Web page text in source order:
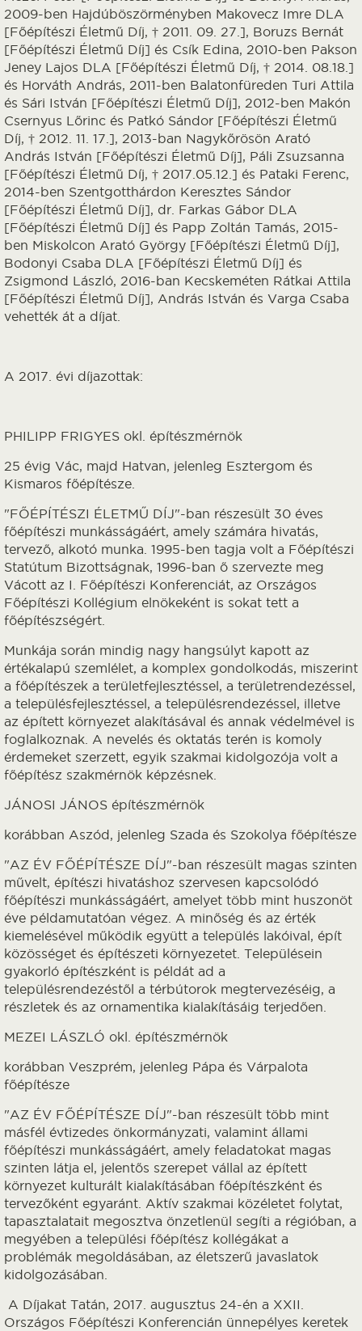
2009-ben Hajdúböszörményben Makovecz Imre DLA
[Főépítészi Életmű Díj, † 2011. 09. 27.], Boruzs Bernát
[Főépítészi Életmű Díj] és Csík Edina, 2010-ben Pakson
Jeney Lajos DLA [Főépítészi Életmű Díj, † 2014. 08.18.]
és Horváth András, 2011-ben Balatonfüreden Turi Attila
és Sári István [Főépítészi Életmű Díj], 2012-ben Makón
Csernyus Lőrinc és Patkó Sándor [Főépítészi Életmű
Díj, † 2012. 11. 17.], 2013-ban Nagykőrösön Arató
András István [Főépítészi Életmű Díj], Páli Zsuzsanna
[Főépítészi Életmű Díj, † 2017.05.12.] és Pataki Ferenc,
2014-ben Szentgotthárdon Keresztes Sándor
[Főépítészi Életmű Díj], dr. Farkas Gábor DLA
[Főépítészi Életmű Díj] és Papp Zoltán Tamás, 2015-
ben Miskolcon Arató György [Főépítészi Életmű Díj],
Bodonyi Csaba DLA [Főépítészi Életmű Díj] és
Zsigmond László, 2016-ban Kecskeméten Rátkai Attila
[Főépítészi Életmű Díj], András István és Varga Csaba
vehették át a díjat.
A 2017. évi díjazottak:
PHILIPP FRIGYES okl. építészmérnök
25 évig Vác, majd Hatvan, jelenleg Esztergom és
Kismaros főépítésze.
"FŐÉPÍTÉSZI ÉLETMŰ DÍJ"-ban részesült 30 éves
főépítészi munkásságáért, amely számára hivatás,
tervező, alkotó munka. 1995-ben tagja volt a Főépítészi
Statútum Bizottságnak, 1996-ban ő szervezte meg
Vácott az I. Főépítészi Konferenciát, az Országos
Főépítészi Kollégium elnökeként is sokat tett a
főépítészségért.
Munkája során mindig nagy hangsúlyt kapott az
értékalapú szemlélet, a komplex gondolkodás, miszerint
a főépítészek a területfejlesztéssel, a területrendezéssel,
a településfejlesztéssel, a településrendezéssel, illetve
az épített környezet alakításával és annak védelmével is
foglalkoznak. A nevelés és oktatás terén is komoly
érdemeket szerzett, egyik szakmai kidolgozója volt a
főépítész szakmérnök képzésnek.
JÁNOSI JÁNOS építészmérnök
korábban Aszód, jelenleg Szada és Szokolya főépítésze
"AZ ÉV FŐÉPÍTÉSZE DÍJ"-ban részesült magas szinten
művelt, építészi hivatáshoz szervesen kapcsolódó
főépítészi munkásságáért, amelyet több mint huszonöt
éve példamutatóan végez. A minőség és az érték
kiemelésével működik együtt a település lakóival, épít
közösséget és építészeti környezetet. Településein
gyakorló építészként is példát ad a
településrendezéstől a térbútorok megtervezéséig, a
részletek és az ornamentika kialakításáig terjedően.
MEZEI LÁSZLÓ okl. építészmérnök
korábban Veszprém, jelenleg Pápa és Várpalota
főépítésze
"AZ ÉV FŐÉPÍTÉSZE DÍJ"-ban részesült több mint
másfél évtizedes önkormányzati, valamint állami
főépítészi munkásságáért, amely feladatokat magas
szinten látja el, jelentős szerepet vállal az épített
környezet kulturált kialakításában főépítészként és
tervezőként egyaránt. Aktív szakmai közéletet folytat,
tapasztalatait megosztva önzetlenül segíti a régióban, a
megyében a települési főépítész kollégákat a
problémák megoldásában, az életszerű javaslatok
kidolgozásában.
A Díjakat Tatán, 2017. augusztus 24-én a XXII.
Országos Főépítészi Konferencián ünnepélyes keretek